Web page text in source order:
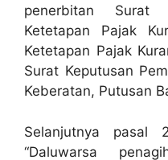
penerbitan Surat
Ketetapan Pajak
Ketetapan Pajak
Surat Keputusan
Keberatan, Putusan
Selanjutnya
“Daluwarsa